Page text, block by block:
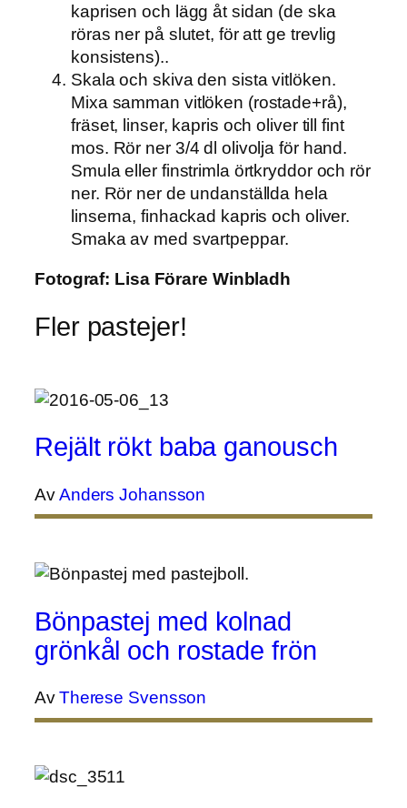
kaprisen och lägg åt sidan (de ska
röras ner på slutet, för att ge trevlig
konsistens)..
Skala och skiva den sista vitlöken.
Mixa samman vitlöken (rostade+rå),
fräset, linser, kapris och oliver till fint
mos. Rör ner 3/4 dl olivolja för hand.
Smula eller finstrimla örtkryddor och rör
ner. Rör ner de undanställda hela
linserna, finhackad kapris och oliver.
Smaka av med svartpeppar.
Fotograf: Lisa Förare Winbladh
Fler pastejer!
Rejält rökt baba ganousch
AvAnders Johansson
Bönpastej med kolnad
grönkål och rostade frön
AvTherese Svensson